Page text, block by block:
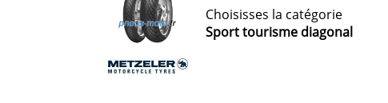
Choisisses la catégorie
Sport tourisme diagonal